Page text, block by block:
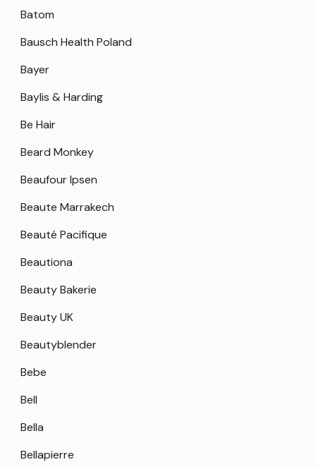
Batom
Bausch Health Poland
Bayer
Baylis & Harding
Be Hair
Beard Monkey
Beaufour Ipsen
Beaute Marrakech
Beauté Pacifique
Beautiona
Beauty Bakerie
Beauty UK
Beautyblender
Bebe
Bell
Bella
Bellapierre